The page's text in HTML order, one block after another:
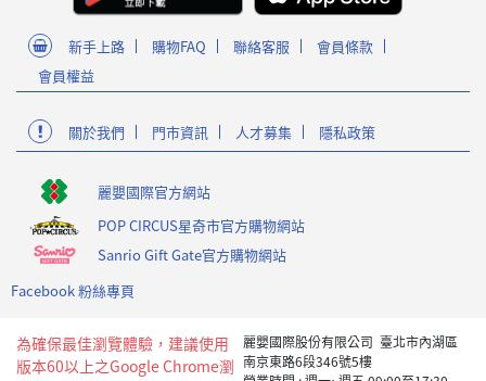
新手上路 購物FAQ 聯絡客服
會員條款
會員權益
關於我們 門市資訊 人才募集 隱私政策
麗嬰國際官方網站
POP CIRCUS星奇市官方購物網站
Sanrio Gift Gate官方購物網站
Facebook 粉絲專頁
為確保最佳瀏覽體驗，建議使用
版本60以上之Google Chrome瀏
麗嬰國際股份有限公司 臺北市內湖區
南京東路6段346號5樓